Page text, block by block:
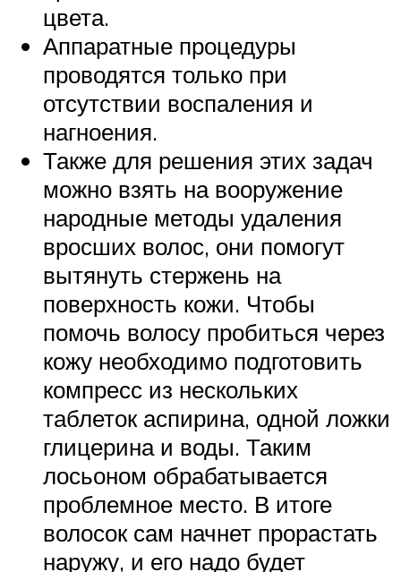
цвета.
Аппаратные процедуры
проводятся только при
отсутствии воспаления и
нагноения.
Также для решения этих задач
можно взять на вооружение
народные методы удаления
вросших волос, они помогут
вытянуть стержень на
поверхность кожи. Чтобы
помочь волосу пробиться через
кожу необходимо подготовить
компресс из нескольких
таблеток аспирина, одной ложки
глицерина и воды. Таким
лосьоном обрабатывается
проблемное место. В итоге
волосок сам начнет прорастать
наружу, и его надо будет